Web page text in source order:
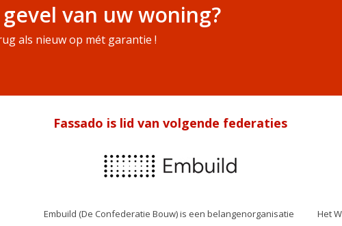
van uw woning?
als nieuw op mét garantie !
Fassado is lid van volgende federaties
Embuild (De Confederatie Bouw) is een belangenorganisatie
Het